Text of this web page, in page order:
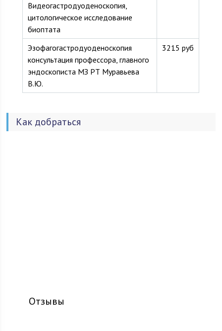
Видеогастродуоденоскопия,
цитологическое исследование
биоптата
Эзофагогастродуоденоскопия
консультация профессора, главного
эндоскописта МЗ РТ Муравьева
В.Ю.
3215 руб
Как добраться
Отзывы